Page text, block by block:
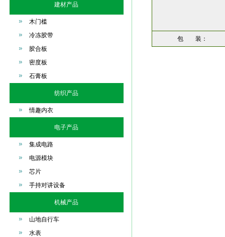
建材产品
木门槛
冷冻胶带
胶合板
密度板
石膏板
纺织产品
情趣内衣
电子产品
集成电路
电源模块
芯片
手持对讲设备
机械产品
山地自行车
水表
包 装：